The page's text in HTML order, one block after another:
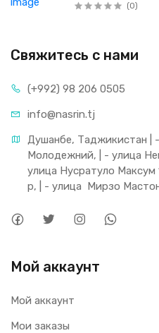
(0)
Свяжитесь с нами
(+992) 98 206 0505
info@nasrin.tj
Душанбе, Таджикистан |
Молодежний, | - улица
улица Нусратуло
р, | - улица  Мирзо
Мой аккаунт
Мой аккаунт
Мои заказы